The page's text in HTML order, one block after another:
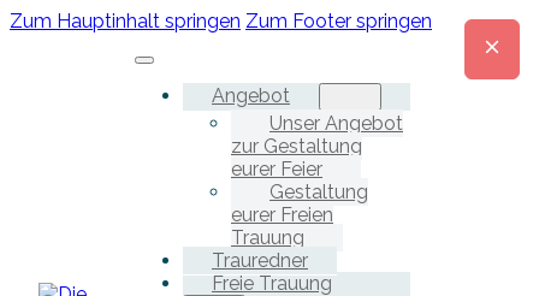
Zum Hauptinhalt springen Zum Footer springen
Angebot
Unser Angebot
zur Gestaltung
eurer Feier
Gestaltung
eurer Freien
Trauung
Trauredner
Freie Trauung